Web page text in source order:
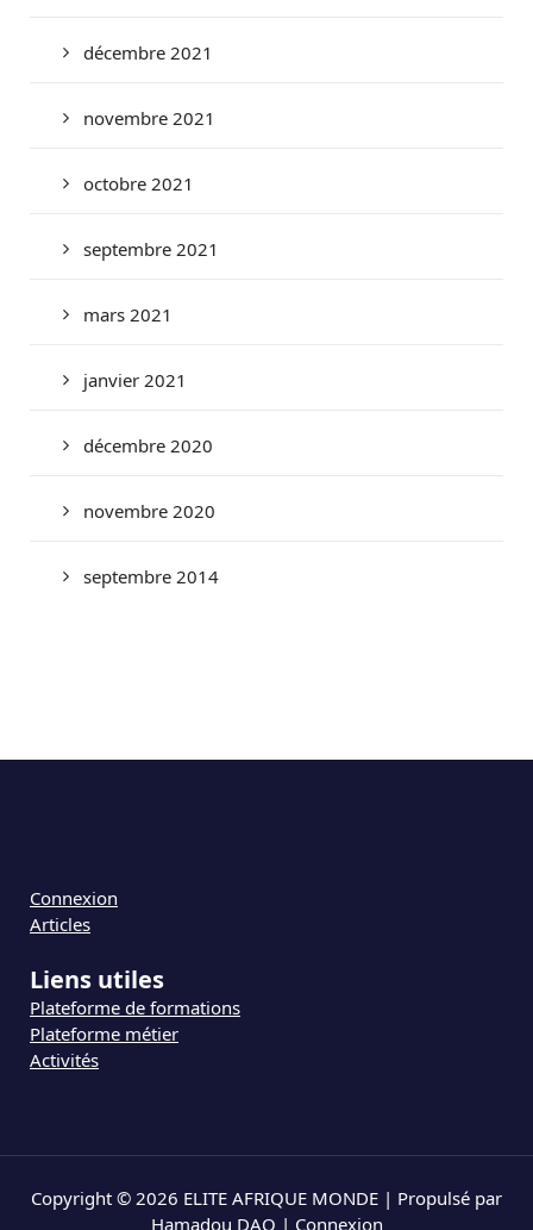
décembre 2021
novembre 2021
octobre 2021
septembre 2021
mars 2021
janvier 2021
décembre 2020
novembre 2020
septembre 2014
Connexion
Articles
Liens utiles
Plateforme de formations
Plateforme métier
Activités
Copyright © 2026 ELITE AFRIQUE MONDE | Propulsé par
Hamadou DAO | Connexion